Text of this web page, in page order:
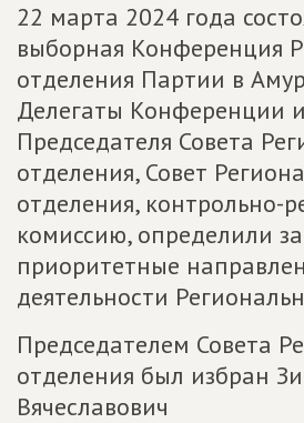
22 марта 2024 года
выборная Конференция
отделения Партии в
Делегаты Конференции
Председателя Совета
отделения, Совет
отделения, контрольно-
комиссию, определили
приоритетные
деятельности
Председателем Совета
отделения был избран
Вячеславович